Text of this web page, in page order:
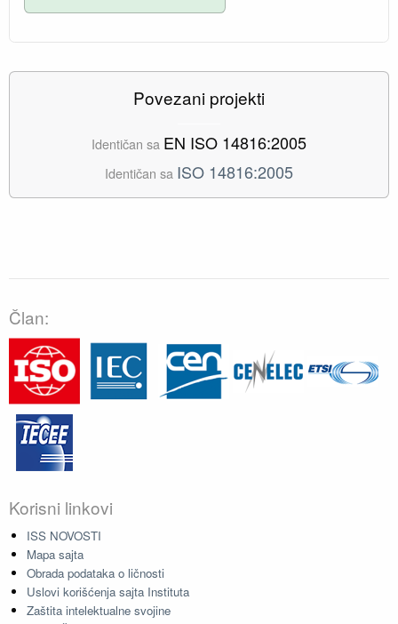
Povezani projekti
Identičan sa EN ISO 14816:2005
Identičan sa ISO 14816:2005
Član:
Korisni linkovi
ISS NOVOSTI
Mapa sajta
Obrada podataka o ličnosti
Uslovi korišćenja sajta Instituta
Zaštita intelektualne svojine